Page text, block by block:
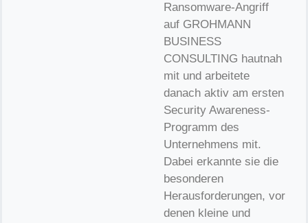
Ransomware-Angriff
auf GROHMANN
BUSINESS
CONSULTING hautnah
mit und arbeitete
danach aktiv am ersten
Security Awareness-
Programm des
Unternehmens mit.
Dabei erkannte sie die
besonderen
Herausforderungen, vor
denen kleine und